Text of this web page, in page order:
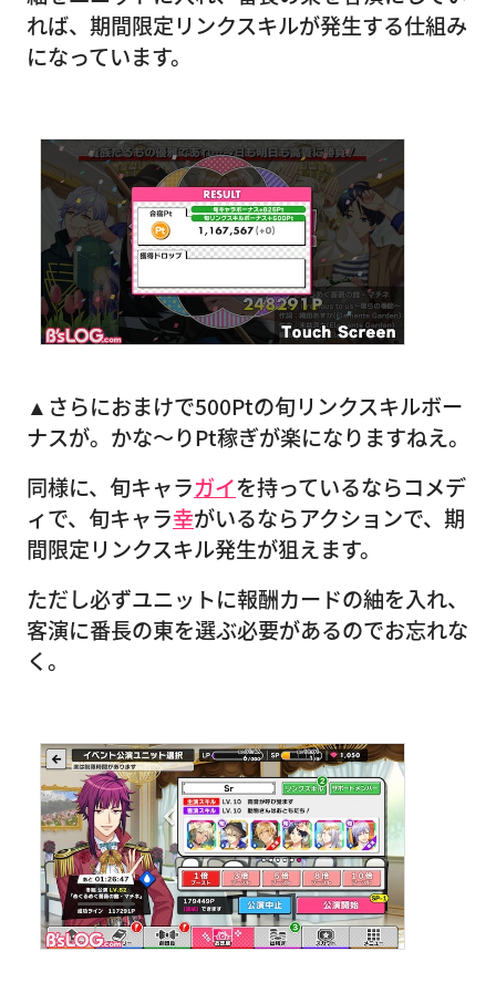
れば、期間限定リンクスキルが発生する仕組み
になっています。
▲さらにおまけで500Ptの旬リンクスキルボー
ナスが。かな〜りPt稼ぎが楽になりますねえ。
同様に、旬キャラガイを持っているならコメデ
ィで、旬キャラ幸がいるならアクションで、期
間限定リンクスキル発生が狙えます。
ただし必ずユニットに報酬カードの紬を入れ、
客演に番長の東を選ぶ必要があるのでお忘れな
く。